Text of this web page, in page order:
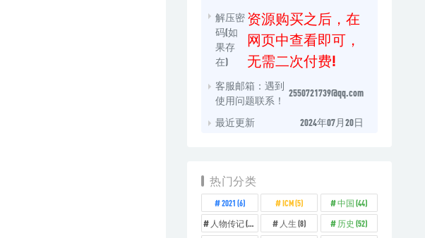
解压密
码(如
果存
在)
资源购买之后，在
网页中查看即可，
无需二次付费!
客服邮箱：遇到
使用问题联系！
2550721739@qq.com
最近更新 2024年07月20日
热门分类
2021 (6) ICM(5) 中国 (44)
人物传记(14) 人生 (8) 历史 (52)